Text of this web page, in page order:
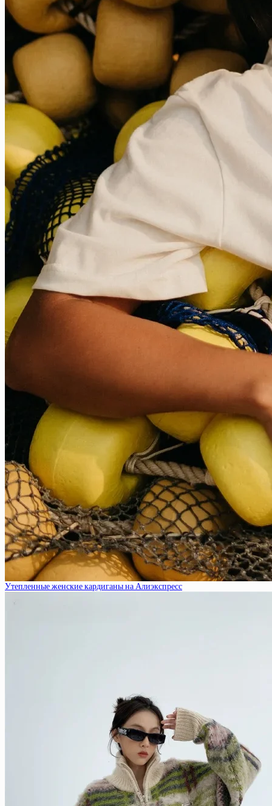
Утепленные женские кардиганы на Алиэкспресс